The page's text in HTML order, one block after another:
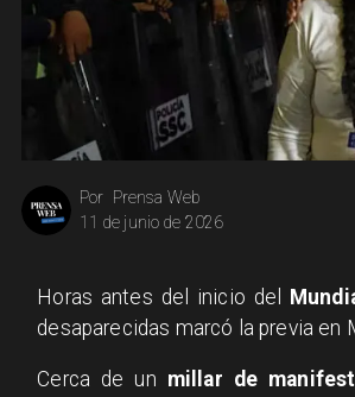
Prensa Web
Por
11 de junio de 2026
Horas antes del inicio del
desaparecidas marcó la previa en
Cerca de un millar de